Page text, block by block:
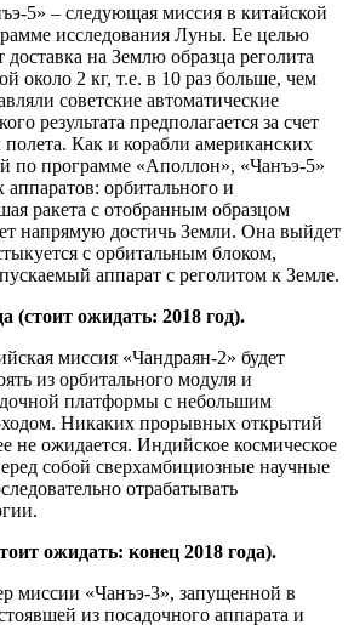
5» – следующая миссия в китайской
исследования Луны. Ее целью
доставка на Землю образца реголита
около 2 кг, т.е. в 10 раз больше, чем
советские автоматические
результата предполагается за счет
Как и корабли американских
по программе «Аполлон», «Чанъэ-5»
аппаратов: орбитального и
ракета с отобранным образцом
напрямую достичь Земли. Она выйдет
с орбитальным блоком,
аппарат с реголитом к Земле.
(стоит ожидать: 2018 год).
миссия «Чандраян-2» будет
из орбитального модуля и
платформы с небольшим
Никаких прорывных открытий
не ожидается. Индийское космическое
собой сверхамбициозные научные
отрабатывать
ожидать: конец 2018 года).
миссии «Чанъэ-3», запущенной в
из посадочного аппарата и